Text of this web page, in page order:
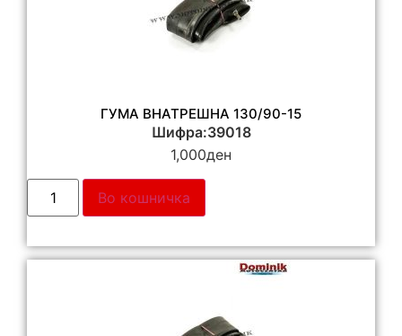
ГУМА ВНАТРЕШНА 130/90-15
Шифра:39018
1,000ден
Во кошничка